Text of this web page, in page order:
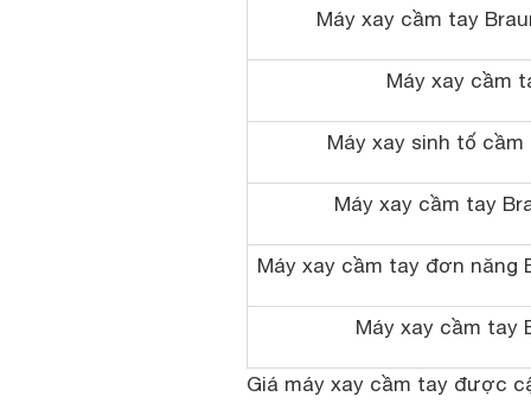
Máy xay cầm tay
Máy xay cầm
Máy xay sinh tố cầm
Máy xay cầm tay
Máy xay cầm tay đơn năng
Máy xay cầm tay
Giá máy xay cầm tay được